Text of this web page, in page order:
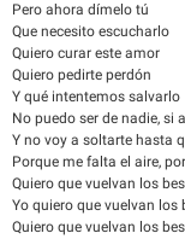
Pero ahora dímelo tú
Que necesito escucharlo
Quiero curar este amor
Quiero pedirte perdón
Y qué intentemos salvarlo
No puedo ser de nadie, si
Y no voy a soltarte hasta
Porque me falta el aire,
Quiero que vuelvan los
Yo quiero que vuelvan los
Quiero que vuelvan los